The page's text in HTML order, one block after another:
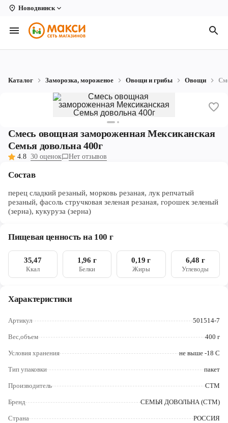
Новодвинск
Вологда
Архангельск
Коряжма
Котлас
Новодвинск
Рыбинск
Северодвинск
Ярославль
Каталог Заморозка, мороженое Овощи и грибы Овощи
Смесь овощная замороженная Мексиканская
Семья довольна 400г
4.8 30 оценок Нет отзывов
Состав
перец сладкий резаный, морковь резаная, лук репчатый
резаный, фасоль стручковая зеленая резаная, горошек зеленый
(зерна), кукуруза (зерна)
Пищевая ценность на 100 г
35,47
Ккал
1,96 г
Белки
0,19 г
Жиры
6,48 г
Углеводы
Характеристики
Артикул 501514-7
Вес,объем 400 г
Условия хранения не выше -18 С
Тип упаковки пакет
Производитель СТМ
Бренд СЕМЬЯ ДОВОЛЬНА (СТМ)
Страна РОССИЯ